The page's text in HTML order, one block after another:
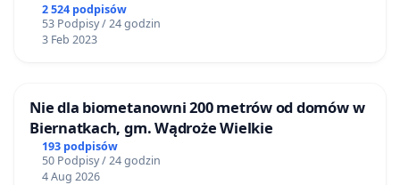
2 524 podpisów
53 Podpisy / 24 godzin
3 Feb 2023
Nie dla biometanowni 200 metrów od domów w
Biernatkach, gm. Wądroże Wielkie
193 podpisów
50 Podpisy / 24 godzin
4 Aug 2026